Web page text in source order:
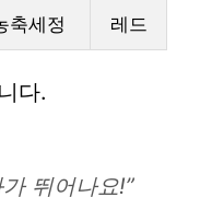
축세정 레드
다.
뛰어나요!”